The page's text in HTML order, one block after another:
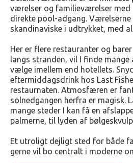
værelser og familieværelser med
direkte pool-adgang. Værelserne
skandinaviske i udtrykket, med
Her er flere restauranter og
langs stranden, vil I finde
vælge imellem end hotellets.
eftermiddagsdrink hos Last
restaurnaten. Atmosfæren er
solnedgangen herfra er magisk.
mange steder I kan få en
palmerne, til lyden af
Et utroligt dejligt sted for både
gerne vil bo centralt i moderne